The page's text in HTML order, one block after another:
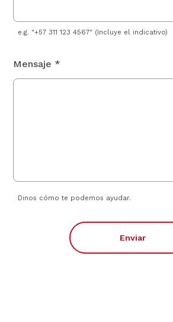
e.g. "+57 311 123 4567" (Incluye el indicativo)
Mensaje *
Dinos cómo te podemos ayudar.
Enviar